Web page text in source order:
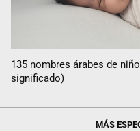
135 nombres árabes de
significado)
MÁS